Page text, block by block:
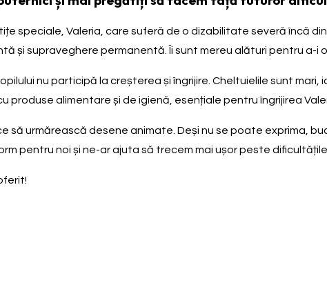
speciale, Valeria, care suferă de o dizabilitate severă încă
și supraveghere permanentă. Îi sunt mereu alături pentru a-
nu participă la creșterea și îngrijire. Cheltuielile sunt
produse alimentare și de igienă, esențiale pentru îngrijirea
să urmărească desene animate. Deși nu se poate exprima,
pentru noi și ne-ar ajuta să trecem mai ușor peste dificultățile